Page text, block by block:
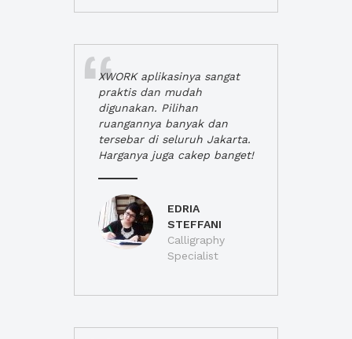
XWORK aplikasinya sangat
praktis dan mudah
digunakan. Pilihan
ruangannya banyak dan
tersebar di seluruh Jakarta.
Harganya juga cakep banget!
EDRIA
STEFFANI
Calligraphy
Specialist